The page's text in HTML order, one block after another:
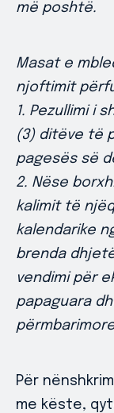
më poshtë.
Masat e
njoftimit
1. Pezullimi i
(3) ditëve të
pagesës së
2. Nëse
kalimit të
kalendarike
brenda
vendimi për
papaguara
Për
me këste,